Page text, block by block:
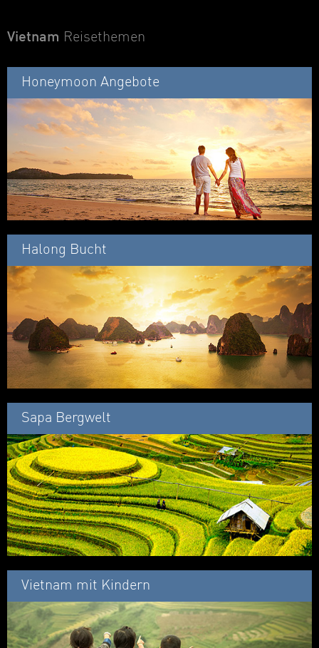
Vietnam Reisethemen
Honeymoon Angebote
Halong Bucht
Sapa Bergwelt
Vietnam mit Kindern